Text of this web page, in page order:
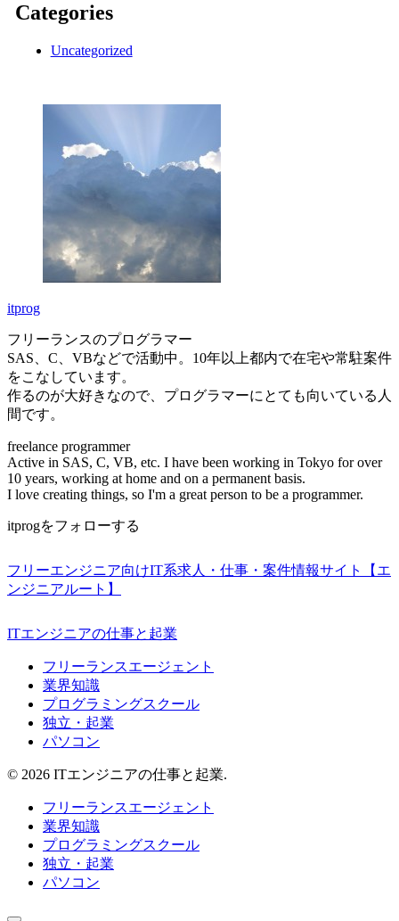
Categories
Uncategorized
itprog
フリーランスのプログラマー
SAS、C、VBなどで活動中。10年以上都内で在宅や常駐案件
をこなしています。
作るのが大好きなので、プログラマーにとても向いている人
間です。
freelance programmer
Active in SAS, C, VB, etc. I have been working in Tokyo for over
10 years, working at home and on a permanent basis.
I love creating things, so I'm a great person to be a programmer.
itprogをフォローする
フリーエンジニア向けIT系求人・仕事・案件情報サイト【エ
ンジニアルート】
ITエンジニアの仕事と起業
フリーランスエージェント
業界知識
プログラミングスクール
独立・起業
パソコン
© 2026 ITエンジニアの仕事と起業.
フリーランスエージェント
業界知識
プログラミングスクール
独立・起業
パソコン